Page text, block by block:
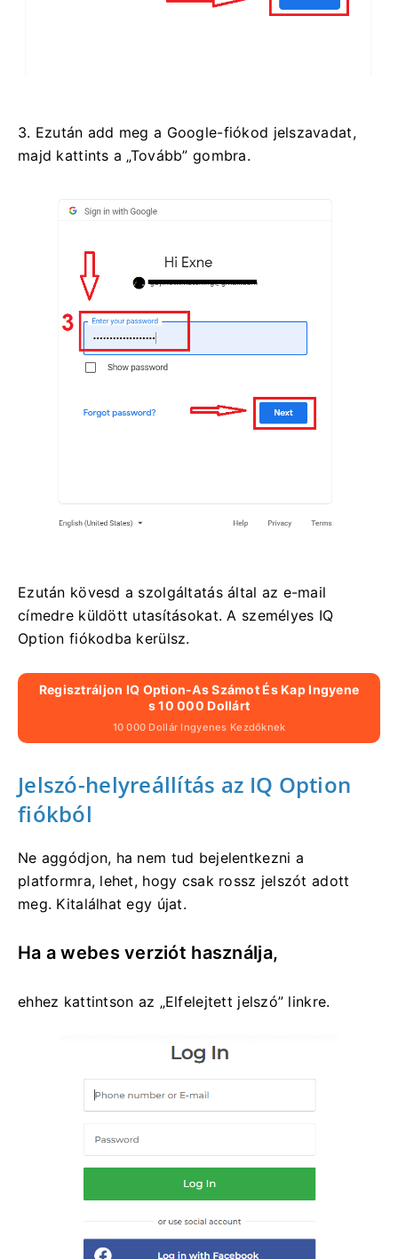
3. Ezután add meg a Google-fiókod jelszavadat,
majd kattints a „Tovább” gombra.
Ezután kövesd a szolgáltatás által az e-mail
címedre küldött utasításokat. A személyes IQ
Option fiókodba kerülsz.
Regisztráljon IQ Option-As Számot És Kap Ingyene
S 10 000 Dollárt
10 000 Dollár Ingyenes Kezdőknek
Jelszó-helyreállítás az IQ Option
fiókból
Ne aggódjon, ha nem tud bejelentkezni a
platformra, lehet, hogy csak rossz jelszót adott
meg. Kitalálhat egy újat.
Ha a webes verziót használja,
ehhez kattintson az „Elfelejtett jelszó” linkre.